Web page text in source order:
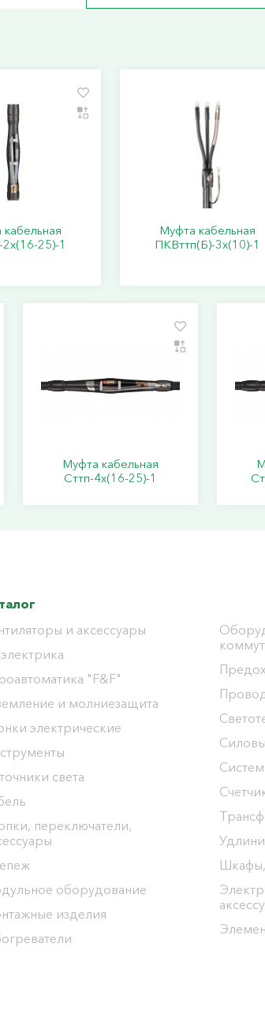
25)-1
Муфта кабельная
ПКВттп(Б)-3х(10)-1
Муфта кабельная
Сттп-4х(16-25)-1
и аксессуары
"F&F"
и молниезащита
электрические
света
переключатели,
оборудование
изделия
Шкафы,